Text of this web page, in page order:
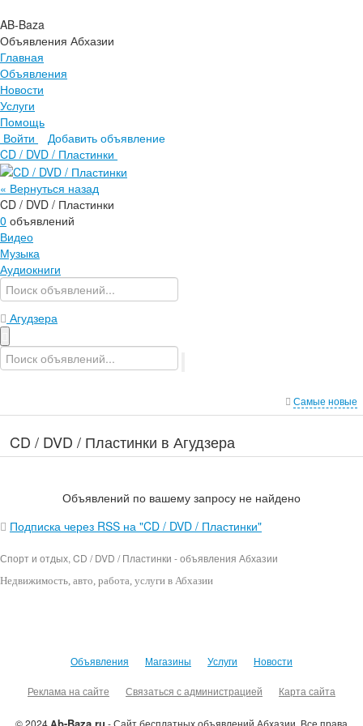
AB-Baza
Объявления Абхазии
Главная
Объявления
Новости
Услуги
Помощь
Войти
Добавить объявление
Главная
Объявления
Новости
Услуги
Помощь
CD / DVD / Пластинки
« Вернуться назад
CD / DVD / Пластинки
0 объявлений
Видео
Музыка
Аудиокниги
Агудзера
Самые новые
CD / DVD / Пластинки в Агудзера
Объявлений по вашему запросу не найдено
Подписка через RSS на "CD / DVD / Пластинки"
Спорт и отдых, CD / DVD / Пластинки - объявления Абхазии
Недвижимость , авто, работа, услуги в Абхазии
Объявления Магазины Услуги Новости
Реклама на сайте Связаться с администрацией Карта сайта
© 2024 b-Baza.ru - Сайт бесплатных объявлений Абхазии. Все права